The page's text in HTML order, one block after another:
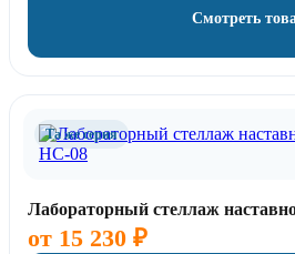
Смотреть
Та же серия
Лабораторный стеллаж
от 15 230 ₽